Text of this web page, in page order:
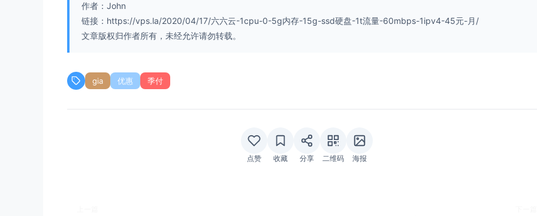
作者：John
链接：https://vps.la/2020/04/17/六六云-1cpu-0-5g内存-15g-ssd硬盘-1t流量-60mbps-1ipv4-45元-月/
文章版权归作者所有，未经允许请勿转载。
gia 优惠 季付
点赞 收藏 分享 二维码 海报